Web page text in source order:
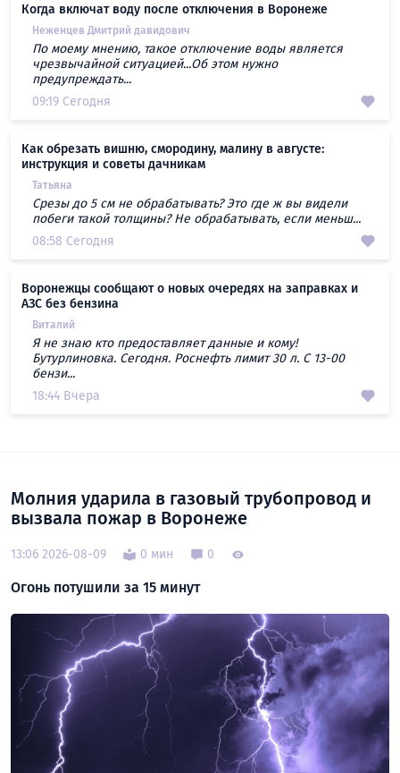
Когда включат воду после отключения в Воронеже
Неженцев Дмитрий давидович
По моему мнению, такое отключение воды является
чрезвычайной ситуацией...Об этом нужно
предупреждать...
09:19 Сегодня
Как обрезать вишню, смородину, малину в августе:
инструкция и советы дачникам
Татьяна
Срезы до 5 см не обрабатывать? Это где ж вы видели
побеги такой толщины? Не обрабатывать, если меньш...
08:58 Сегодня
Воронежцы сообщают о новых очередях на заправках и
АЗС без бензина
Виталий
Я не знаю кто предоставляет данные и кому!
Бутурлиновка. Сегодня. Роснефть лимит 30 л. С 13-00
бензи...
18:44 Вчера
Молния ударила в газовый трубопровод и
вызвала пожар в Воронеже
13:06 2026-08-09 0 мин 0
Огонь потушили за 15 минут